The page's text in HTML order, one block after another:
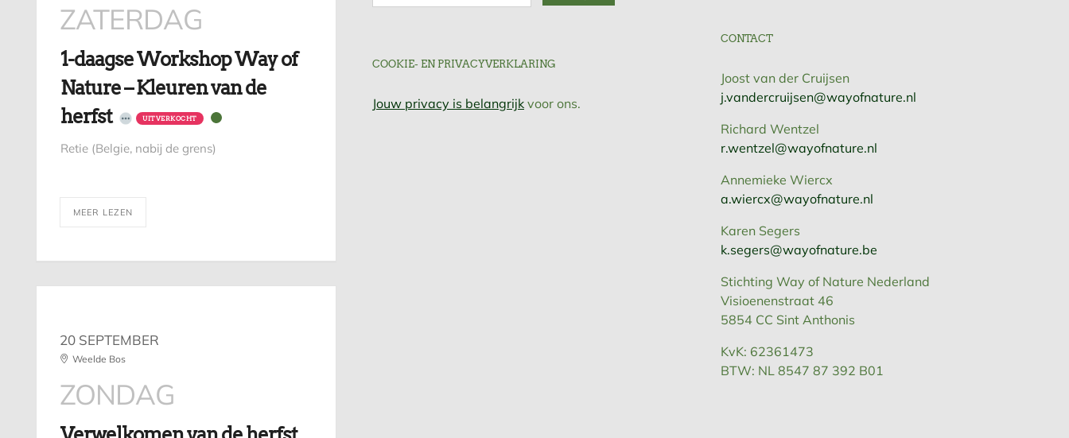
ZATERDAG
1-daagse Workshop Way of
Nature – Kleuren van de
herfst
UITVERKOCHT
Retie (Belgie, nabij de grens)
MEER LEZEN
20 SEPTEMBER
Weelde Bos
ZONDAG
COOKIE- EN PRIVACYVERKLARING
Jouw privacy is belangrijk voor ons.
CONTACT
Joost van der Cruijsen
j.vandercruijsen@wayofnature.nl
Richard Wentzel
r.wentzel@wayofnature.nl
Annemieke Wiercx
a.wiercx@wayofnature.nl
Karen Segers
k.segers@wayofnature.be
Stichting Way of Nature Nederland
Visioenenstraat 46
5854 CC Sint Anthonis
KvK: 62361473
BTW: NL 8547 87 392 B01